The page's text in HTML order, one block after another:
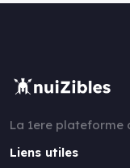
La 1ere plateforme
Liens utiles